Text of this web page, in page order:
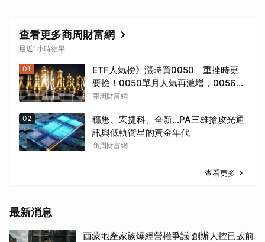
查看更多商周財富網
最近1小時結果
01
ETF人氣榜》漲時買0050、重挫時更
要撿！0050單月人氣再激增，0056重
返人氣二哥
商周財富網
02
穩懋、宏捷科、全新...PA三雄搶攻光通
訊與低軌衛星的黃金年代
商周財富網
查看更多
最新消息
西蒙地產家族爆經營權爭議 創辦人控已故前